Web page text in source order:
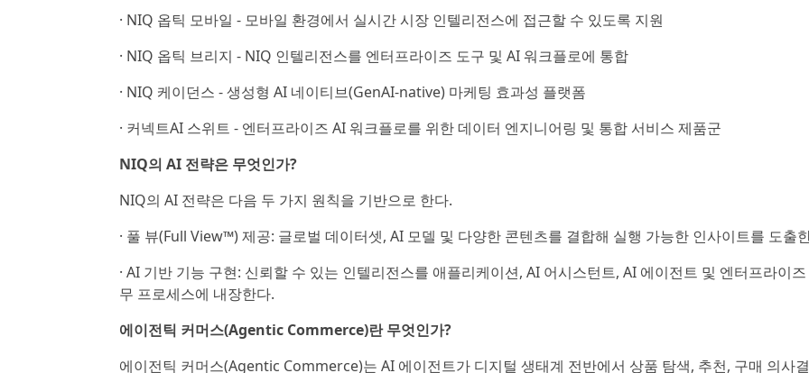
· NIQ 옵틱 모바일 - 모바일 환경에서 실시간 시장 인텔리전스에 접근할 수 있도록 지원
· NIQ 옵틱 브리지 - NIQ 인텔리전스를 엔터프라이즈 도구 및 AI 워크플로에 통합
· NIQ 케이던스 - 생성형 AI 네이티브(GenAI-native) 마케팅 효과성 플랫폼
· 커넥트AI 스위트 - 엔터프라이즈 AI 워크플로를 위한 데이터 엔지니어링 및 통합 서비스 제품군
NIQ의 AI 전략은 무엇인가?
NIQ의 AI 전략은 다음 두 가지 원칙을 기반으로 한다.
· 풀 뷰(Full View™) 제공: 글로벌 데이터셋, AI 모델 및 다양한 콘텐츠를 결합해 실행 가능한 인사이트를 도출
· AI 기반 기능 구현: 신뢰할 수 있는 인텔리전스를 애플리케이션, AI 어시스턴트, AI 에이전트 및 엔터프라이
무 프로세스에 내장한다.
에이전틱 커머스(Agentic Commerce)란 무엇인가?
에이전틱 커머스(Agentic Commerce)는 AI 에이전트가 디지털 생태계 전반에서 상품 탐색, 추천, 구매 의사